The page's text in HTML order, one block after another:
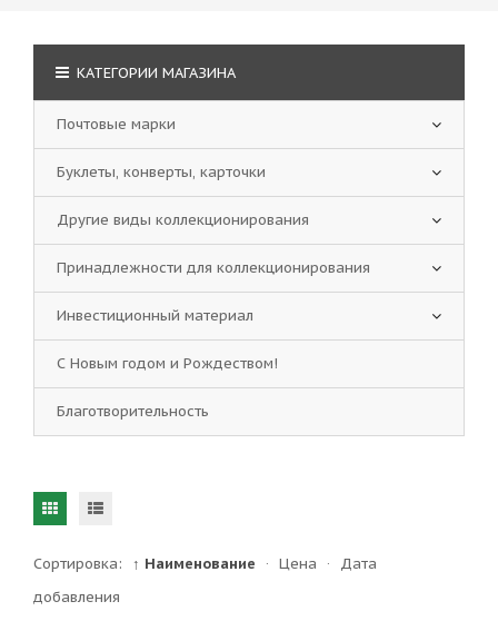
Сортировка: ↑ Наименование · Цена ·
Дата
добавления
КАТЕГОРИИ МАГАЗИНА
Почтовые марки
Буклеты, конверты, карточки
Другие виды коллекционирования
Принадлежности для коллекционирования
Инвестиционный материал
С Новым годом и Рождеством!
Благотворительность